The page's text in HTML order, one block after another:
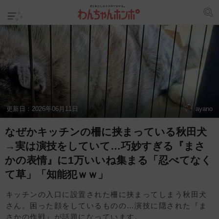
更新日： 2026年06月11日 ayano
なぜかキッチンの柵に挟まっている秋田犬
→実は演技をしていて…巧妙すぎる『まさ
かの表情』に1万いいね集まる「忍べてなく
て草」「知能犯ｗｗ」
キッチンの入口に設置された柵に挟まってしまう秋田犬
さん。困った顔をしているものの…演技に隠された『ま
さかの作戦』が話題になっています。